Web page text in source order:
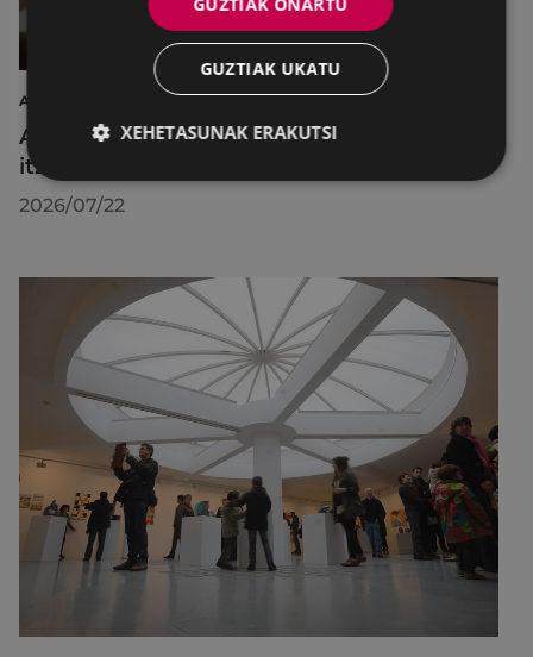
AIRE LIBREKO ZINEMA
Aire libreko abuztuko zinema Untzagara
itzuliko da lau proiekziorekin
2026/07/22
GUZTIAK UKATU
XEHETASUNAK ERAKUTSI